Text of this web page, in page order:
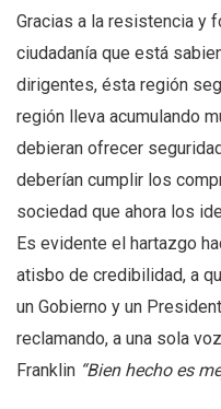
Gracias a la resistencia y
ciudadanía que está
dirigentes, ésta región
región lleva acumulando
debieran ofrecer
deberían cumplir los
sociedad que ahora los
Es evidente el hartazgo
atisbo de credibilidad, a
un Gobierno y un
reclamando, a una sola
Franklin “Bien hecho es